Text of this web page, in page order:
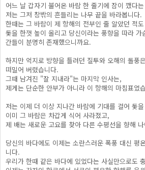
어느 날 갑자기 불어온 바람 한 줄기에 잠이 깼다
저는 그저 창밖의 흔들리는 나무 끝을 바라봅니다.
한때는 그 바람이 제 항해의 전부인 줄 알았던 적
돛을 한껏 높이 올리고 당신이라는 풍향을 따라 가
간들이 분명히 존재했으니까요.
하지만 억지로 방향을 틀려던 질투와 오해의 돌풍
떠밀어 버렸습니다.
그때 남겨진 "잘 지내라"는 마지막 인사는,
제게는 단순한 안부가 아니라 이 항해의 마침표였
저는 이제 더 이상 지나간 바람에 기대를 걸어 돛
이미 그 바람은 차갑게 식어 사라졌고,
제 배는 새로운 고요를 찾아 다른 수평선을 향해
당신의 바다에도 이제는 소란스러운 폭풍 대신 평
니다.
우리가 한때 같은 바다에 있었다는 사실만으로도